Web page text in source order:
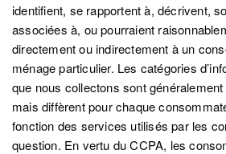
identifient, se rapportent à, décrivent,
associées à, ou pourraient
directement ou indirectement à un
ménage particulier. Les catégories
que nous collectons sont
mais diffèrent pour chaque
fonction des services utilisés par les
question. En vertu du CCPA, les